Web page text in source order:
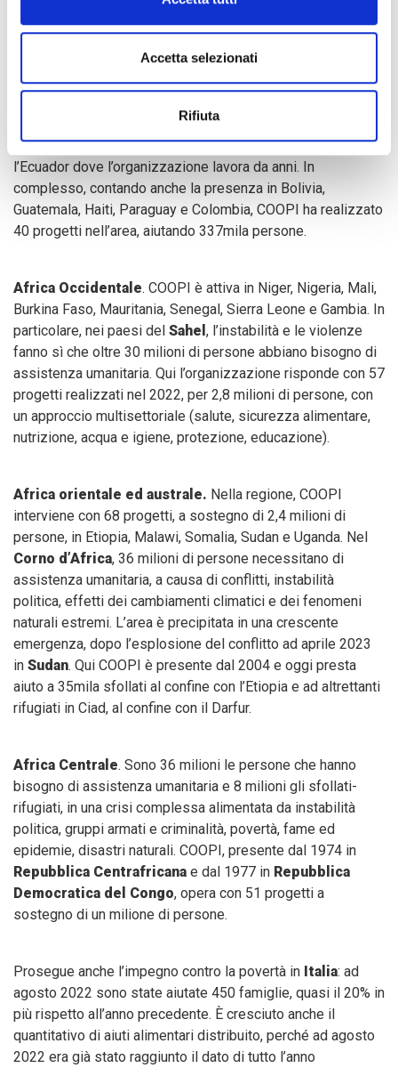
Accetta selezionati
Rifiuta
incrementato il suo intervento in Venezuela, colpito da una
complessa crisi che ha spinto 7 milioni di persone a
lasciare il Paese e fatto cadere in povertà il 65% delle
umanitaria ad esodo interno della storia latinoamericana
moderna ed ha coinvolto i paesi vicini, tra cui il Perù e
l’Ecuador dove l’organizzazione lavora da anni. In
complesso, contando anche la presenza in Bolivia,
Guatemala, Haiti, Paraguay e Colombia, COOPI ha realizzato
40 progetti nell’area, aiutando 337mila persone.
Africa Occidentale. COOPI è attiva in Niger, Nigeria, Mali,
Burkina Faso, Mauritania, Senegal, Sierra Leone e Gambia. In
particolare, nei paesi del Sahel , l’instabilità e le violenze
fanno sì che oltre 30 milioni di persone abbiano bisogno di
assistenza umanitaria. Qui l’organizzazione risponde con 57
progetti realizzati nel 2022, per 2,8 milioni di persone, con
un approccio multisettoriale (salute, sicurezza alimentare,
nutrizione, acqua e igiene, protezione, educazione).
Africa orientale ed australe. Nella regione, COOPI
interviene con 68 progetti, a sostegno di 2,4 milioni di
persone, in Etiopia, Malawi, Somalia, Sudan e Uganda. Nel
Corno d’Africa, 36 milioni di persone necessitano di
assistenza umanitaria, a causa di conflitti, instabilità
politica, effetti dei cambiamenti climatici e dei fenomeni
naturali estremi. L’area è precipitata in una crescente
emergenza, dopo l’esplosione del conflitto ad aprile 2023
in Sudan. Qui COOPI è presente dal 2004 e oggi presta
aiuto a 35mila sfollati al confine con l’Etiopia e ad altrettanti
rifugiati in Ciad, al confine con il Darfur.
Africa Centrale. Sono 36 milioni le persone che hanno
bisogno di assistenza umanitaria e 8 milioni gli sfollati-
rifugiati, in una crisi complessa alimentata da instabilità
politica, gruppi armati e criminalità, povertà, fame ed
epidemie, disastri naturali. COOPI, presente dal 1974 in
Repubblica Centrafricana e dal 1977 in Repubblica
Democratica del Congo, opera con 51 progetti a
sostegno di un milione di persone.
Prosegue anche l’impegno contro la povertà in Italia: ad
agosto 2022 sono state aiutate 450 famiglie, quasi il 20% in
più rispetto all’anno precedente. È cresciuto anche il
quantitativo di aiuti alimentari distribuito, perché ad agosto
2022 era già stato raggiunto il dato di tutto l’anno